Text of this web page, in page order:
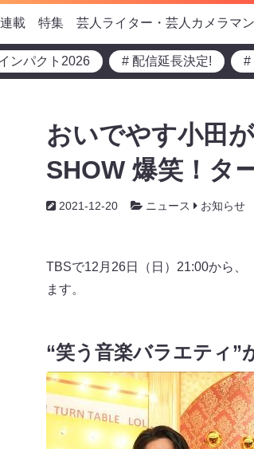
連載 特集 芸人ライター・芸人カメラマン
ンパクト2026 # 配信延長決定! #
おいでやす小田
SHOW 爆笑！タ
2021-12-20 ニュース お知らせ
TBSで12月26日（日）21:00から
ます。
“笑う音楽バラエティ”